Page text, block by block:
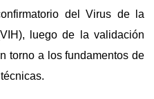
del Virus de la
luego de la validación
torno a los fundamentos de